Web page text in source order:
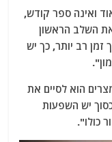
ואינה ספר קודש,
את השלב הראשון
רב יותר, כך יש
הוא לסיים את
יש השפעות
כולו".